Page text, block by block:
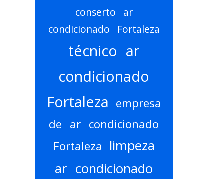
conserto ar
condicionado Fortaleza
técnico ar
condicionado
Fortaleza empresa
de ar condicionado
Fortaleza limpeza
ar condicionado